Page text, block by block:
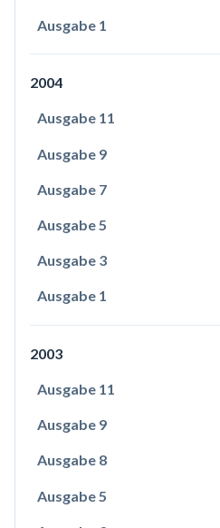
Ausgabe 1
2004
Ausgabe 11
Ausgabe 9
Ausgabe 7
Ausgabe 5
Ausgabe 3
Ausgabe 1
2003
Ausgabe 11
Ausgabe 9
Ausgabe 8
Ausgabe 5